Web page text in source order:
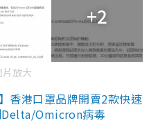
+2
放大
香港口罩品牌開賣2款快速
Delta/Omicron病毒